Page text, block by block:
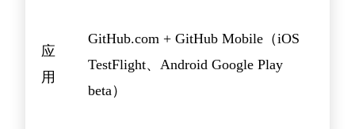
应
用
GitHub.com + GitHub Mobile（iOS
TestFlight、Android Google Play
beta）